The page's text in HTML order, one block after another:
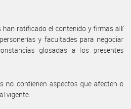
han ratificado el contenido y firmas allí
y facultades para negociar
glosadas a los presentes
no contienen aspectos que afecten o
vigente.